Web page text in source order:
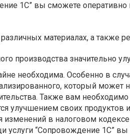
1С” вы сможете оперативно
материалах, а также
производства значительно
необходима. Особенно в
который может
Также вам
улучшением своих продуктов
изменений в налоговом
услуги “Сопровождение 1С” вы